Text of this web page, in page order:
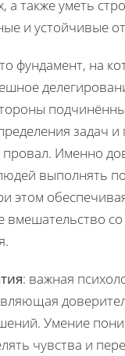
а также уметь
и устойчивые
фундамент, на
задач
Именно
выполнять
этом
вмешательство
: важная
Умение
чувства и